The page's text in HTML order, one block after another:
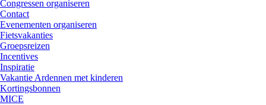
Congressen organiseren
Contact
Evenementen organiseren
Fietsvakanties
Groepsreizen
Incentives
Inspiratie
Vakantie Ardennen met kinderen
Kortingsbonnen
MICE